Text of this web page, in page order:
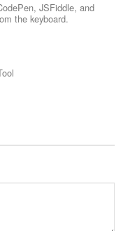
JSFiddle, and
the keyboard.